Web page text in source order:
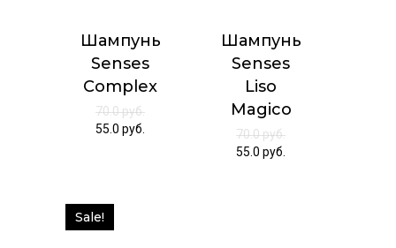
Шампунь
Senses
Complex
70.0руб.
55.0руб.
Шампунь
Senses
Liso
Magico
70.0руб.
55.0руб.
Sale!